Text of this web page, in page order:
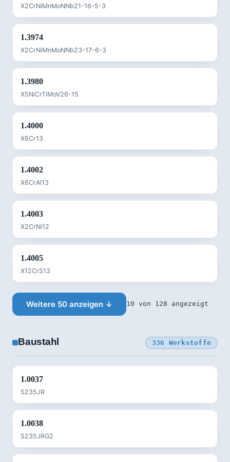
X2CrNiMnMoNNb21-16-5-3
1.3974
X2CrNiMnMoNNb23-17-6-3
1.3980
X5NiCrTiMoV26-15
1.4000
X6Cr13
1.4002
X6CrAl13
1.4003
X2CrNi12
1.4005
X12CrS13
Weitere 50 anzeigen ↓ 10 von 128 angezeigt
Baustahl 336 Werkstoffe
1.0037
S235JR
1.0038
S235JRG2